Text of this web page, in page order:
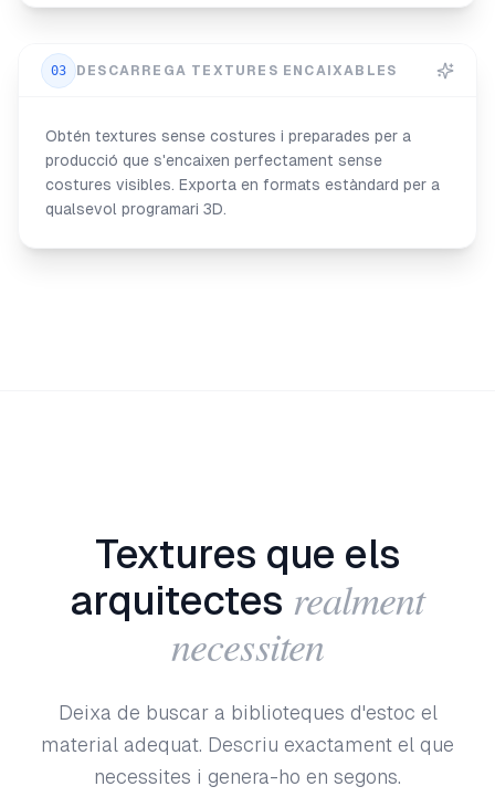
03 DESCARREGA TEXTURES ENCAIXABLES
Obtén textures sense costures i preparades per a
producció que s'encaixen perfectament sense
costures visibles. Exporta en formats estàndard per a
qualsevol programari 3D.
Textures que els
arquitectes realment
necessiten
Deixa de buscar a biblioteques d'estoc el
material adequat. Descriu exactament el que
necessites i genera-ho en segons.